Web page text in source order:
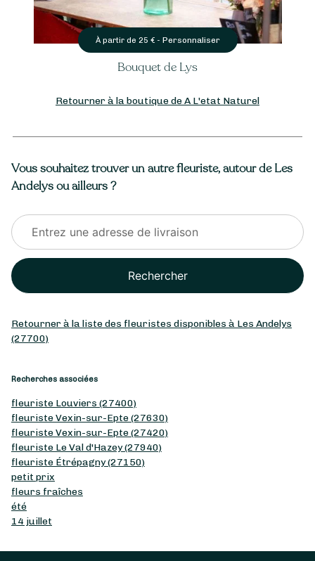
À partir de 25 € - Personnaliser
Bouquet de Lys
Retourner à la boutique de A L'etat Naturel
Vous souhaitez trouver un autre fleuriste, autour de Les
Andelys ou ailleurs ?
Rechercher
Retourner à la liste des fleuristes disponibles à Les Andelys
(27700)
Recherches associées
fleuriste Louviers (27400)
fleuriste Vexin-sur-Epte (27630)
fleuriste Vexin-sur-Epte (27420)
fleuriste Le Val d'Hazey (27940)
fleuriste Étrépagny (27150)
petit prix
fleurs fraîches
été
14 juillet